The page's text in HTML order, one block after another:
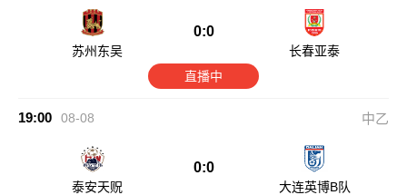
苏州东吴
0:0
长春亚泰
直播中
19:00 08-08 中乙
泰安天贶
0:0
大连英博B队